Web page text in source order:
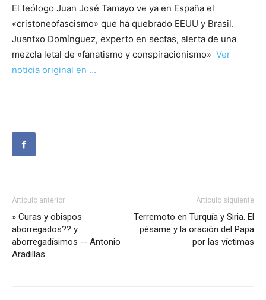
El teólogo Juan José Tamayo ve ya en España el
«cristoneofascismo» que ha quebrado EEUU y Brasil.
Juantxo Domínguez, experto en sectas, alerta de una
mezcla letal de «fanatismo y conspiracionismo» Ver
noticia original en …
Artículo anterior
» Curas y obispos
aborregados?? y
aborregadísimos -- Antonio
Aradillas
Artículo siguiente
Terremoto en Turquía y Siria. El
pésame y la oración del Papa
por las víctimas